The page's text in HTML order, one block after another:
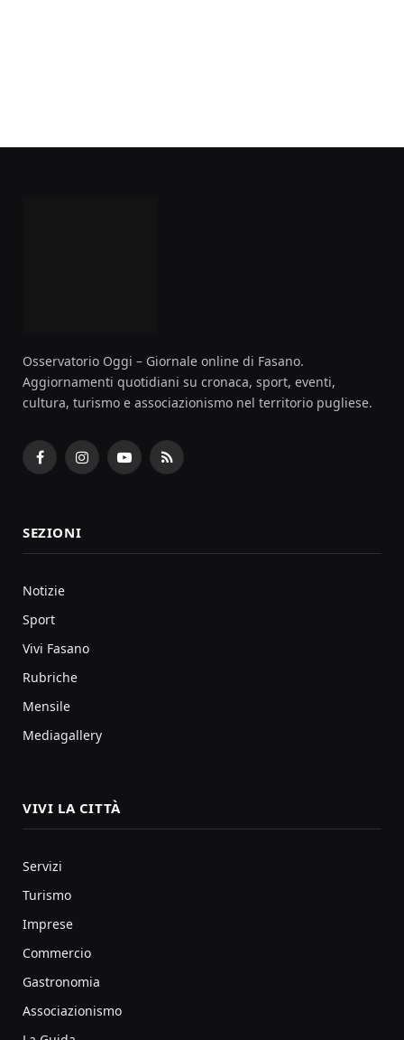
Osservatorio Oggi – Giornale online di Fasano.
Aggiornamenti quotidiani su cronaca, sport, eventi,
cultura, turismo e associazionismo nel territorio pugliese.
FacebookInstagramYouTubeRSS
SEZIONI
Notizie
Sport
Vivi Fasano
Rubriche
Mensile
Mediagallery
VIVI LA CITTÀ
Servizi
Turismo
Imprese
Commercio
Gastronomia
Associazionismo